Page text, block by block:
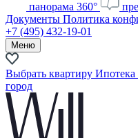
панорама 360°
Документы Политика
+7 (495) 432-19-01
Меню
Выбрать квартиру Ипотека
город